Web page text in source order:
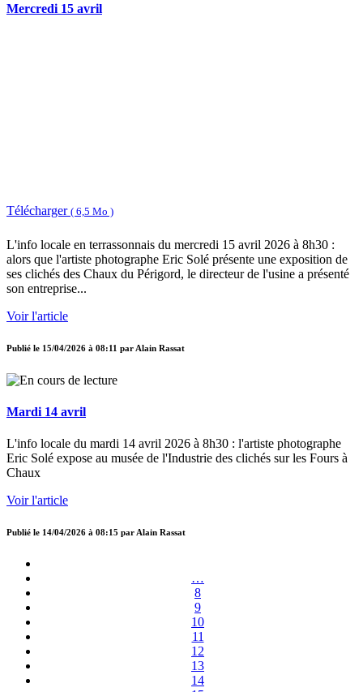
Mercredi 15 avril
Télécharger ( 6,5 Mo )
L'info locale en terrassonnais du mercredi 15 avril 2026 à 8h30 :
alors que l'artiste photographe Eric Solé présente une exposition de
ses clichés des Chaux du Périgord, le directeur de l'usine a présenté
son entreprise...
Voir l'article
Publié le 15/04/2026 à 08:11 par Alain Rassat
Mardi 14 avril
L'info locale du mardi 14 avril 2026 à 8h30 : l'artiste photographe
Eric Solé expose au musée de l'Industrie des clichés sur les Fours à
Chaux
Voir l'article
Publié le 14/04/2026 à 08:15 par Alain Rassat
…
8
9
10
11
12
13
14